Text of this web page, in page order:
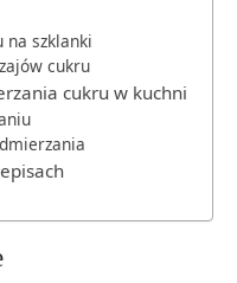
na szklanki
cukru
cukru w kuchni